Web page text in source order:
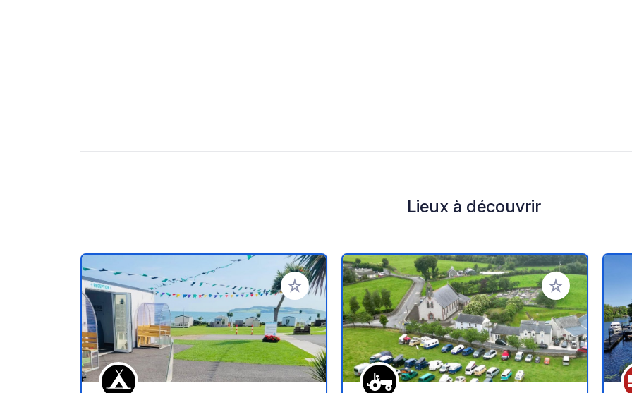
Lieux à découvrir
Ajouter à vos favoris Ajouter à vos